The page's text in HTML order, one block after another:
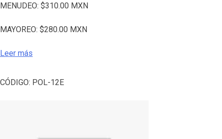
MENUDEO: $310.00 MXN
MAYOREO: $280.00 MXN
Leer más
CÓDIGO: POL-12E